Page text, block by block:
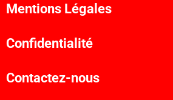
Mentions Légales
Confidentialité
Contactez-nous